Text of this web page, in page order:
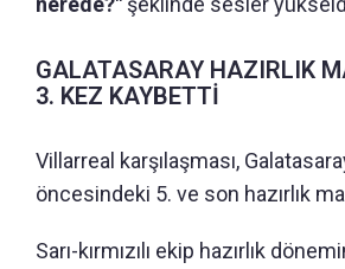
GALATASARAY HAZIRLIK
3. KEZ KAYBETTİ
Villarreal karşılaşması,
öncesindeki 5. ve son hazırlık
Sarı-kırmızılı ekip hazırlık